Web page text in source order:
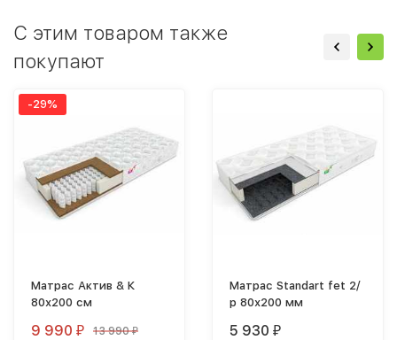
C этим товаром также
покупают
-29%
Матрас Актив & К
80х200 см
9 990 ₽ 13 990₽
Матрас Standart fet 2/
р 80х200 мм
5 930 ₽